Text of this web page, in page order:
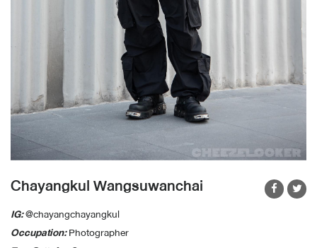
Chayangkul Wangsuwanchai
IG:@chayangchayangkul
Occupation:Photographer